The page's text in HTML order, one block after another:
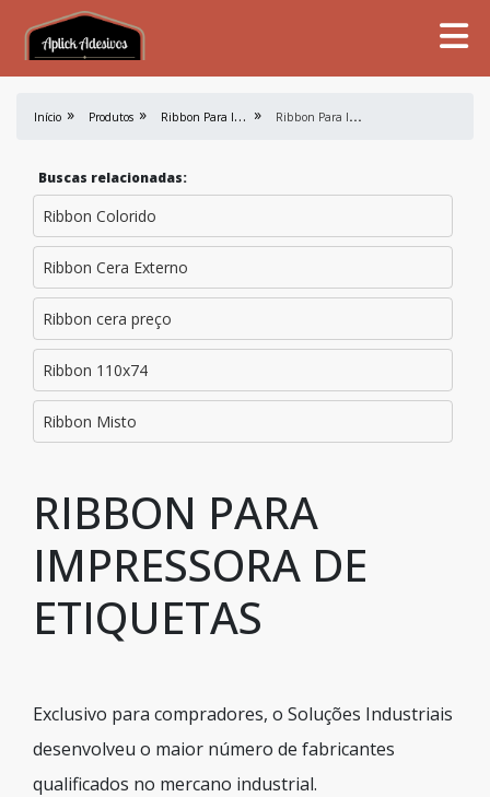
Início Produtos R
ibbon Para Impressão R
ibbon Para Impressora De Etiquetas
Buscas relacionadas:
Ribbon Colorido
Ribbon Cera Externo
Ribbon cera preço
Ribbon 110x74
Ribbon Misto
RIBBON PARA
IMPRESSORA DE
ETIQUETAS
Exclusivo para compradores, o Soluções Industriais
desenvolveu o maior número de fabricantes
qualificados no mercano industrial.